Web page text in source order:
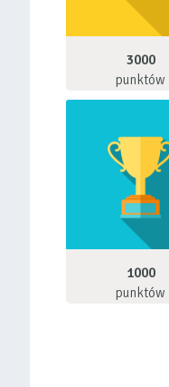
3000
punktów
1000
punktów